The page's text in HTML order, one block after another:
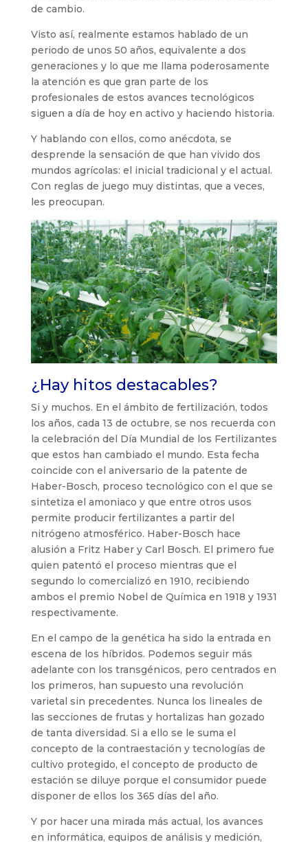
de cambio.
Visto así, realmente estamos hablado de un
periodo de unos 50 años, equivalente a dos
generaciones y lo que me llama poderosamente
la atención es que gran parte de los
profesionales de estos avances tecnológicos
siguen a día de hoy en activo y haciendo historia.
Y hablando con ellos, como anécdota, se
desprende la sensación de que han vivido dos
mundos agrícolas: el inicial tradicional y el actual.
Con reglas de juego muy distintas, que a veces,
les preocupan.
¿Hay hitos destacables?
Si y muchos. En el ámbito de fertilización, todos
los años, cada 13 de octubre, se nos recuerda con
la celebración del Día Mundial de los Fertilizantes
que estos han cambiado el mundo. Esta fecha
coincide con el aniversario de la patente de
Haber-Bosch, proceso tecnológico con el que se
sintetiza el amoniaco y que entre otros usos
permite producir fertilizantes a partir del
nitrógeno atmosférico. Haber-Bosch hace
alusión a Fritz Haber y Carl Bosch. El primero fue
quien patentó el proceso mientras que el
segundo lo comercializó en 1910, recibiendo
ambos el premio Nobel de Química en 1918 y 1931
respectivamente.
En el campo de la genética ha sido la entrada en
escena de los híbridos. Podemos seguir más
adelante con los transgénicos, pero centrados en
los primeros, han supuesto una revolución
varietal sin precedentes. Nunca los lineales de
las secciones de frutas y hortalizas han gozado
de tanta diversidad. Si a ello se le suma el
concepto de la contraestación y tecnologías de
cultivo protegido, el concepto de producto de
estación se diluye porque el consumidor puede
disponer de ellos los 365 días del año.
Y por hacer una mirada más actual, los avances
en informática, equipos de análisis y medición,